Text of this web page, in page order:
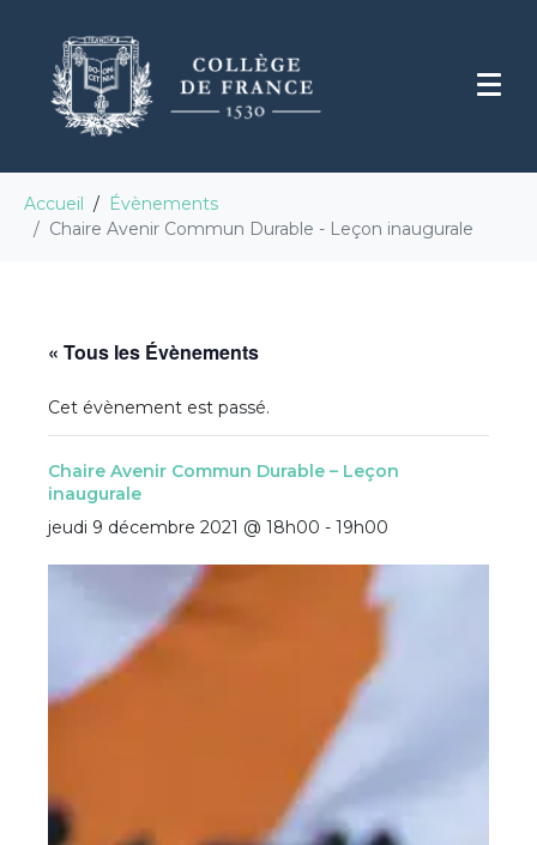
Accueil
Évènements
Chaire Avenir Commun Durable - Leçon inaugurale
« Tous les Évènements
Cet évènement est passé.
Chaire Avenir Commun Durable – Leçon
inaugurale
jeudi 9 décembre 2021 @ 18h00 - 19h00